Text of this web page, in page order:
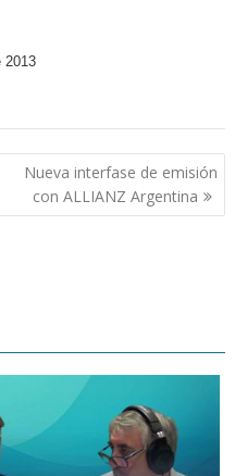
2013
Nueva interfase de emisión
con ALLIANZ Argentina